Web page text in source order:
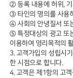
② 등록 내용에 허위,
③ 타인의 명의를 사용
④ 사회의 안녕질서 또
⑤ 특정대상의 광고 또
이용하여 영리목적의
3. 고객가입의 성립시
한 시점으로 합니다.
4. 고객은 제1항의 고